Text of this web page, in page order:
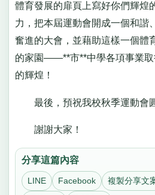
體育發展的扉頁上寫好你們輝煌
力，把本屆運動會開成一個和諧
奮進的大會，並藉助這樣一個體
的家園——**市**中學各項事業取
的輝煌！
最後，預祝我校秋季運動會圓
謝謝大家！
分享這篇內容
LINE Facebook 複製分享文